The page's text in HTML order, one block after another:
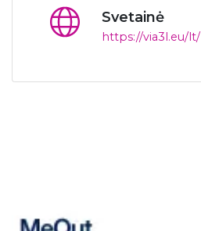
Svetainė
https://via3l.eu/lt/